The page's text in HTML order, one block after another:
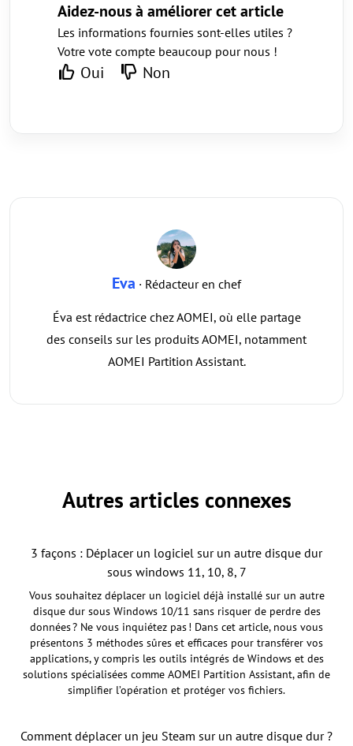
Aidez-nous à améliorer cet article
Les informations fournies sont-elles utiles ?
Votre vote compte beaucoup pour nous !
Oui Non
Eva · Rédacteur en chef
Éva est rédactrice chez AOMEI, où elle partage
des conseils sur les produits AOMEI, notamment
AOMEI Partition Assistant.
Autres articles connexes
3 façons : Déplacer un logiciel sur un autre disque dur
sous windows 11, 10, 8, 7
Vous souhaitez déplacer un logiciel déjà installé sur un autre
disque dur sous Windows 10/11 sans risquer de perdre des
données ? Ne vous inquiétez pas ! Dans cet article, nous vous
présentons 3 méthodes sûres et efficaces pour transférer vos
applications, y compris les outils intégrés de Windows et des
solutions spécialisées comme AOMEI Partition Assistant, afin de
simplifier l’opération et protéger vos fichiers.
Comment déplacer un jeu Steam sur un autre disque dur ?